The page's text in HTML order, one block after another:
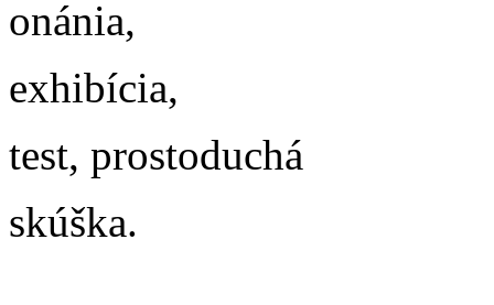
onánia,
exhibícia,
test, prostoduchá
skúška.